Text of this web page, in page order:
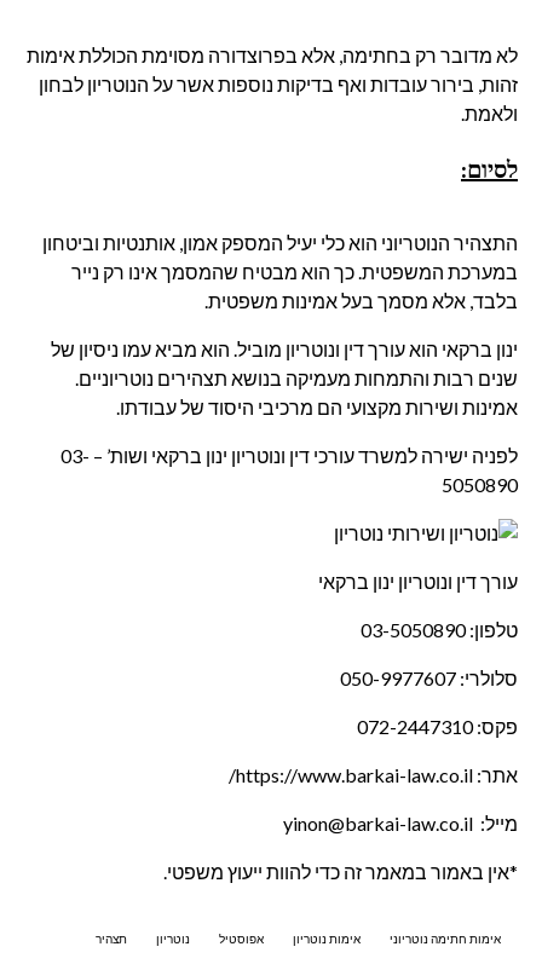
לא מדובר רק בחתימה, אלא בפרוצדורה מסוימת הכוללת אימות
זהות, בירור עובדות ואף בדיקות נוספות אשר על הנוטריון לבחון
ולאמת.
לסיום:
התצהיר הנוטריוני הוא כלי יעיל המספק אמון, אותנטיות וביטחון
במערכת המשפטית. כך הוא מבטיח שהמסמך אינו רק נייר
בלבד, אלא מסמך בעל אמינות משפטית.
ינון ברקאי הוא עורך דין ונוטריון מוביל. הוא מביא עמו ניסיון של
שנים רבות והתמחות מעמיקה בנושא תצהירים נוטריוניים.
אמינות ושירות מקצועי הם מרכיבי היסוד של עבודתו.
לפניה ישירה למשרד עורכי דין ונוטריון ינון ברקאי ושות’ – 03-
5050890
עורך דין ונוטריון ינון ברקאי
טלפון:03-5050890
סלולרי: 050-9977607
פקס: 072-2447310
אתר: https://www.barkai-law.co.il/
מייל: yinon@barkai-law.co.il
*אין באמור במאמר זה כדי להוות ייעוץ משפטי.
אימות חתימה נוטריוני אימות נוטריון אפוסטיל נוטריון תצהיר